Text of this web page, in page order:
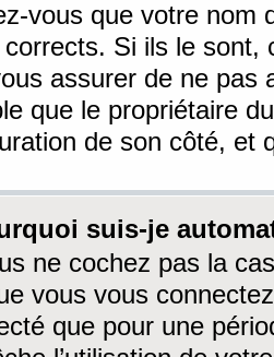
vous que votre nom
corrects. Si ils le sont,
assurer de ne pas
que le propriétaire
de son côté, et
suis-je
ne cochez pas la
vous vous
que pour une